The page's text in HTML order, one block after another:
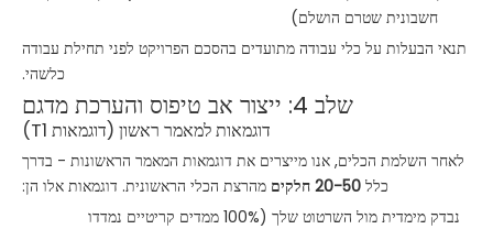
חשבונית שטרם הושלם)
תנאי הבעלות על כלי עבודה מתועדים בהסכם הפרויקט לפני תחילת עבודה
כלשהי.
שלב 4: ייצור אב טיפוס והערכת מדגם
דוגמאות למאמר ראשון (דוגמאות T1)
לאחר השלמת הכלים, אנו מייצרים את דוגמאות המאמר הראשונות - בדרך
כלל 20-50 חלקים
מהרצת הכלי הראשונית. דוגמאות אלו הן:
נבדק מימדית מול השרטוט שלך (100% ממדים קריטיים נמדדו